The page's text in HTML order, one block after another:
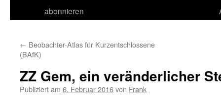
abonnieren
← Beobachter-Atlas für Kurzentschlossene
(BAfK)
ZZ Gem, ein veränderlicher
Publiziert am 6. Februar 2016von Frank